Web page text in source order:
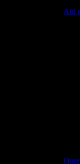
Atti